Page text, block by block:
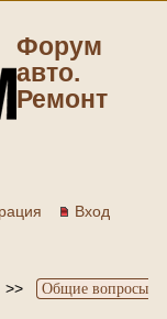
Форум
авто.
Ремонт
Вход
>>
Общие вопросы